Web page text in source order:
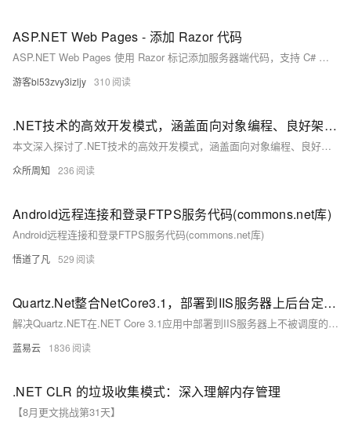
ASP.NET Web Pages - 添加 Razor 代码
ASP.NET Web Pages 使用 Razor 标记添加服务器端代码，支持 C# 和 Visual Basic。Razor 语法简洁易学，类似于 ASP 和 PHP。例如，在网页中加入 `@DateTime.Now` 可以实时显示当前时间。
游客bl53zvy3izljy 310
.NET技术的高效开发模式，涵盖面向对象编程、良好架构设计及高效代码编写与管理三大关键要素
本文深入探讨了.NET技术的高效开发模式，涵盖面向对象编程、良好架构设计及高效代码编写与管理三大关键要素，并通过企业级应用和Web应用开发的实践案例，展示了如何在实际项目中应用这些模式，旨在为开发者提供有益的参考和指导。
众所周知 236
Android远程连接和登录FTPS服务代码(commons.net库)
Android远程连接和登录FTPS服务代码(commons.net库)
悟道了凡 529
Quartz.Net整合NetCore3.1，部署到IIS服务器上后台定时Job不被调度的解决方案
解决Quartz.NET在.NET Core 3.1应用中部署到IIS服务器上不被调度的问题，通常需要综合考虑应用配置、IIS设置、日志分析等多个方面。采用上述策略，结合细致的测试和监控，可以有效地提高定时任务的稳定性和可靠性。在实施任何更改后，务必进行充分的测试，以验证问题是否得到解决，并监控生产环境的表现，确保长期稳定性。
蓝易云 1836
.NET CLR 的垃圾收集模式：深入理解内存管理
【8月更文挑战第31天】